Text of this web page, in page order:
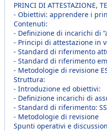
PRINCI DI ATTESTAZIONE,
- Obiettivi: apprendere i
Contenuti:
- Definizione di incarichi di
- Principi di attestazione in
- Standard di riferimento
- Standard di riferimento
- Metodologie di revisione
Struttura:
- Introduzione ed obiettivi:
- Definizione incarichi di
- Standard di riferimento:
- Metodologie di revisione
Spunti operativi e